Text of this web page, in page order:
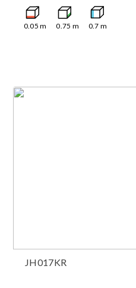
0.05 m 0.75 m 0.7 m
JH017KR